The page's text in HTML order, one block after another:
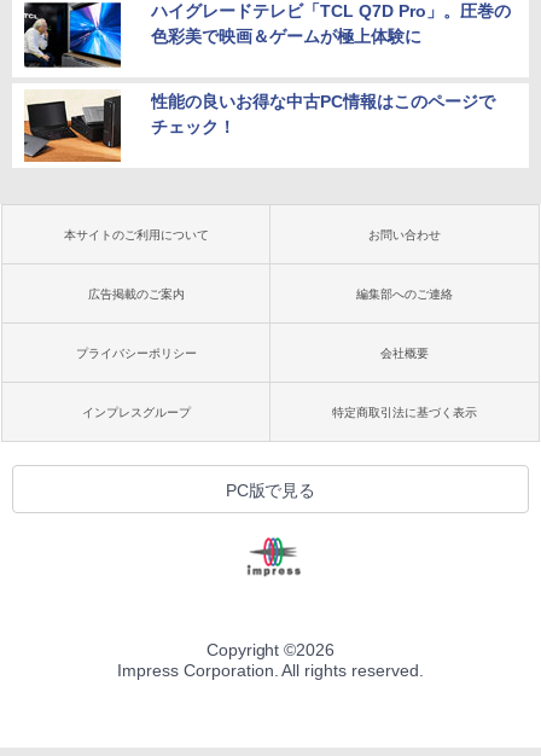
ハイグレードテレビ「TCL Q7D Pro」。圧巻の
色彩美で映画＆ゲームが極上体験に
性能の良いお得な中古PC情報はこのページで
チェック！
本サイトのご利用について お問い合わせ
広告掲載のご案内 編集部へのご連絡
プライバシーポリシー 会社概要
インプレスグループ 特定商取引法に基づく表示
PC版で見る
Copyright ©2026
Impress Corporation. All rights reserved.